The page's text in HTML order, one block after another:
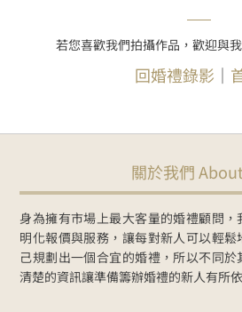
若您喜歡我們拍攝作品，歡迎與
回婚禮錄影 ｜
關於我們
身為擁有市場上最大客量的婚禮顧問
明化報價與服務，讓每對新人可以輕
己規劃出一個合宜的婚禮，所以不同
清楚的資訊讓準備籌辦婚禮的新人有所